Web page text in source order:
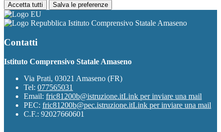
Accetta tutti Salva le preferenze
Istituto Comprensivo Statale Amaseno
Contatti
Istituto Comprensivo Statale Amaseno
Via Prati, 03021 Amaseno (FR)
Tel: 077565031
Email: fric81200b@istruzione.itLink per inviare una mail
PEC: fric81200b@pec.istruzione.itLink per inviare una mail
C.F.: 92027660601